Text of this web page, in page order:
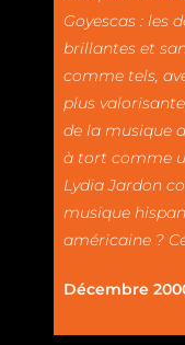
Goyescas : les
brillantes et
comme tels,
plus
de la musique
à tort comme
Lydia Jardon
musique
américaine ?
Décembre